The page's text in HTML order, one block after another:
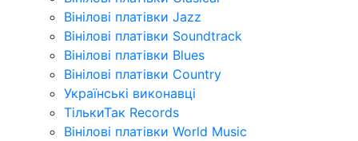
Вінілові платівки Jazz
Вінілові платівки Soundtrack
Вінілові платівки Blues
Вінілові платівки Country
Українські виконавці
ТількиТак Records
Вінілові платівки World Music